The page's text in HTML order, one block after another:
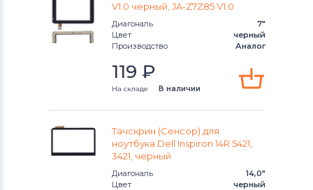
V1.0 черный, JA-Z7Z85 V1.0
Диагональ
7"
Цвет
черный
Производство
Аналог
119 ₽
На складе В наличии
Тачскрин (Сенсор) для
ноутбука Dell Inspiron 14R 5421,
3421, черный
Диагональ
14,0"
Цвет
черный